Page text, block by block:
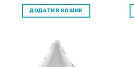
ДОДАТИ В КОШИК